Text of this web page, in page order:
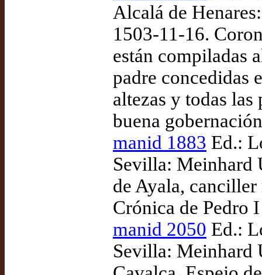
Alcalá de
1503-11-16.
están compiladas
padre concedidas
altezas y todas las
buena
manid 1883 Ed.:
Sevilla: Meinhard
de Ayala,
Crónica de Pedro
manid 2050 Ed.:
Sevilla: Meinhard